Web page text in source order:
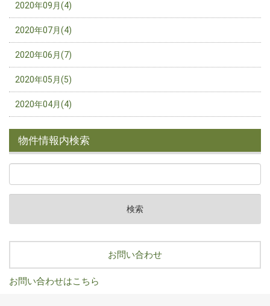
2020年09月(4)
2020年07月(4)
2020年06月(7)
2020年05月(5)
2020年04月(4)
物件情報内検索
お問い合わせ
お問い合わせはこちら